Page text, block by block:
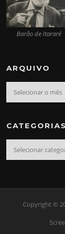
Barão de Itararé
ARQUIVO
CATEGORIAS
Copyright ©